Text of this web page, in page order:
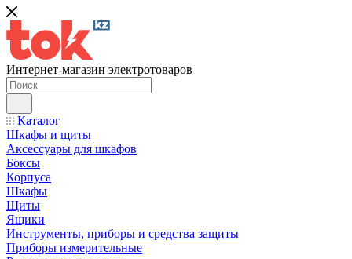
Интернет-магазин электротоваров
Каталог
Шкафы и щиты
Аксессуары для шкафов
Боксы
Корпуса
Шкафы
Щиты
Ящики
Инструменты, приборы и средства защиты
Приборы измерительные